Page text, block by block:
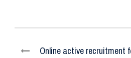
Online active recruitment